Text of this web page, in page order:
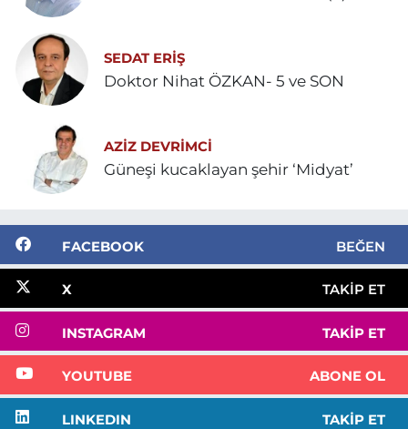
SEDAT ERİŞ
Doktor Nihat ÖZKAN- 5 ve SON
AZIZ DEVRIMCI
Güneşi kucaklayan şehir ‘Midyat’
FACEBOOK BEĞEN
X TAKIP ET
INSTAGRAM TAKIP ET
YOUTUBE ABONE OL
LINKEDIN TAKIP ET